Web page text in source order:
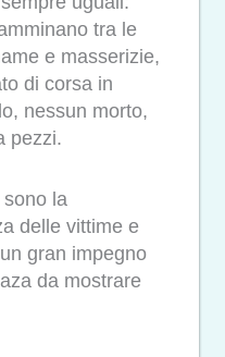
tra le
e masserizie,
di corsa in
nessun morto,
pezzi.
la
delle vittime e
gran impegno
da mostrare